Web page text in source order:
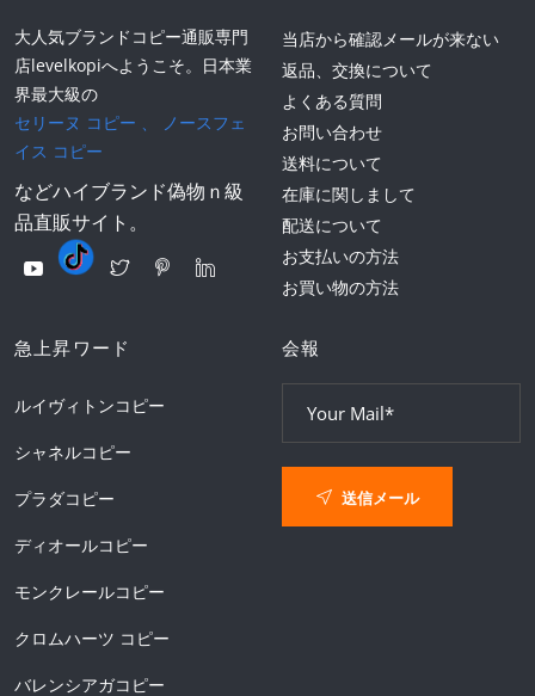
大人気ブランドコピー通販専門
店levelkopiへようこそ。日本業
界最大級の
セリーヌ コピー
ノースフェ
イス コピー
などハイブランド偽物ｎ級
品直販サイト。
当店から確認メールが来ない
返品、交換について
よくある質問
お問い合わせ
送料について
在庫に関しまして
配送について
お支払いの方法
お買い物の方法
急上昇ワード
ルイヴィトンコピー
シャネルコピー
プラダコピー
ディオールコピー
モンクレールコピー
クロムハーツ コピー
バレンシアガコピー
会報
送信メール